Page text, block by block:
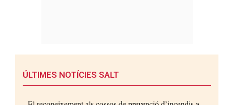
ÚLTIMES NOTÍCIES SALT